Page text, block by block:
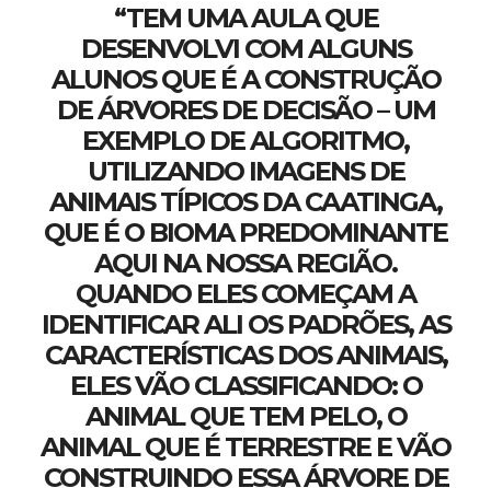
“TEM UMA AULA QUE
DESENVOLVI COM ALGUNS
ALUNOS QUE É A CONSTRUÇÃO
DE ÁRVORES DE DECISÃO – UM
EXEMPLO DE ALGORITMO,
UTILIZANDO IMAGENS DE
ANIMAIS TÍPICOS DA CAATINGA,
QUE É O BIOMA PREDOMINANTE
AQUI NA NOSSA REGIÃO.
QUANDO ELES COMEÇAM A
IDENTIFICAR ALI OS PADRÕES, AS
CARACTERÍSTICAS DOS ANIMAIS,
ELES VÃO CLASSIFICANDO: O
ANIMAL QUE TEM PELO, O
ANIMAL QUE É TERRESTRE E VÃO
CONSTRUINDO ESSA ÁRVORE DE